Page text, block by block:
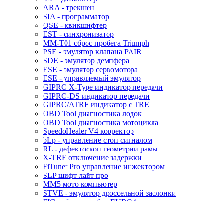
ARA - трекшен
SIA - программатор
QSE - квикшифтер
EST - синхронизатор
MM-T01 сброс пробега Triumph
PSE - эмулятор клапана PAIR
SDE - эмулятор демпфера
ESE - эмулятор сервомотора
ESE - управляемый эмулятор
GIPRO X-Type индикатор передачи
GIPRO-DS индикатор передачи
GIPRO/ATRE индикатор с TRE
OBD Tool диагностика лодок
OBD Tool диагностика мотоцикла
SpeedoHealer V4 корректор
bLp - управление стоп сигналом
RL - дефектоскоп геометрии рамы
X-TRE отключение задержки
FiTuner Pro управление инжектором
SLP шифт лайт про
MM5 мото компьютер
STVE - эмулятор дроссельной заслонки